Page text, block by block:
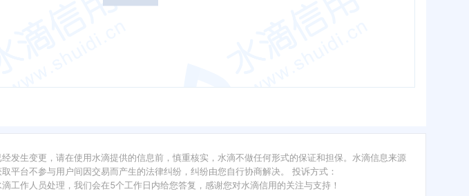
生变更，请在使用水滴提供的信息前，慎重核实，水滴不做任何形式的保证和担保。水滴信息来源
台不参与用户间因交易而产生的法律纠纷，纠纷由您自行协商解决。 投诉方式：
工作人员处理，我们会在5个工作日内给您答复，感谢您对水滴信用的关注与支持！